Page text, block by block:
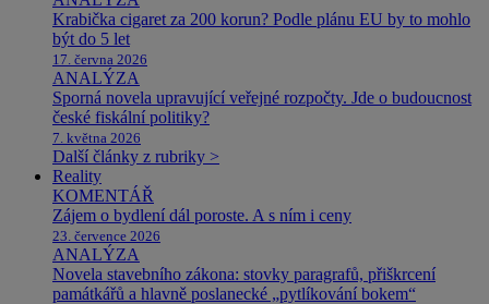
Krabička cigaret za 200 korun? Podle plánu EU by to mohlo
být do 5 let
17. června 2026
ANALÝZA
Sporná novela upravující veřejné rozpočty. Jde o budoucnost
české fiskální politiky?
7. května 2026
Další články z rubriky >
Reality
KOMENTÁŘ
Zájem o bydlení dál poroste. A s ním i ceny
23. července 2026
ANALÝZA
Novela stavebního zákona: stovky paragrafů, přiškrcení
památkářů a hlavně poslanecké „pytlíkování bokem“